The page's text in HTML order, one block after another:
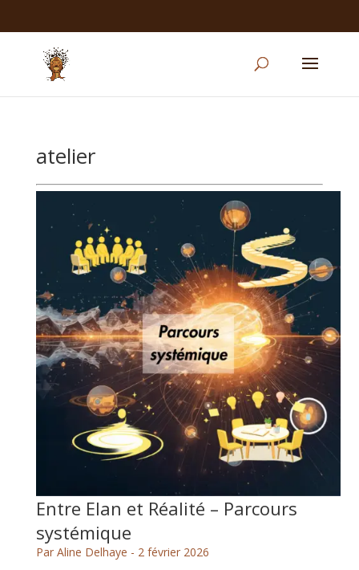
atelier
Entre Elan et Réalité – Parcours
systémique
Par Aline Delhaye - 2 février 2026